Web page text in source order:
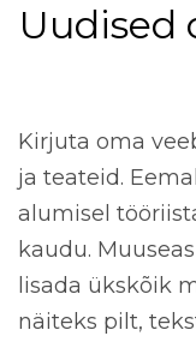
Uudised
Kirjuta oma
ja teateid.
alumisel
kaudu.
lisada ükskõik
näiteks pilt,